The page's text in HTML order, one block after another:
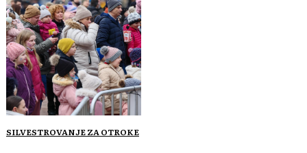
SILVESTROVANJE ZA OTROKE